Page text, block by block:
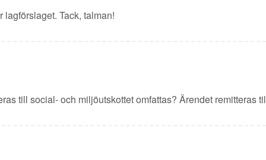
Tack, talman!
till social- och miljöutskottet omfattas? Ärendet remitteras